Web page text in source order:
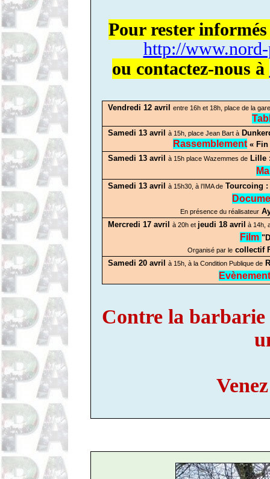
Pour rester
http://www.nord-
ou contactez-nous à
Vendredi 12 avril entre 16h et 18h, place de la
Samedi 13 avril à 15h, place Jean Bart à
Rassemblement « Fin
Samedi 13 avril à 15h place Wazemmes de Lille
Samedi 13 avril à 15h30, à l’IMA de Tourcoing :
En présence du réalisateur
Mercredi 17 avril à 20h et jeudi 18 avril à 14h,
Film
Organisé par lecollectif
Samedi 20 avril à 15h, à la Condition Publique de
Contre la barbarie